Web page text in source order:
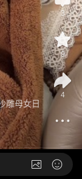
雕母女日
3
9
4